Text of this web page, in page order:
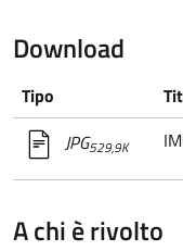
Download
Tipo
JPG529,9K
A chi è rivolto